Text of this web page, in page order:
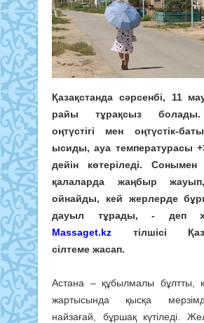
Қазақстанда сәрсенбі, 11
райы тұрақсыз болады.
оңтүстігі мен оңтүстік-
ысиды, ауа температурасы
дейін көтеріледі.
қалаларда жаңбыр
ойнайды, кей жерлерде
дауыл тұрады, - деп
Massaget.kz тілшісі
сілтеме жасап.
Астана – құбылмалы бұлтты,
жартысында қысқа
найзағай, бұршақ күтіледі.